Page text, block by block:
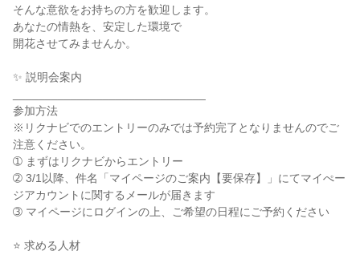
そんな意欲をお持ちの方を歓迎します。
あなたの情熱を、安定した環境で
開花させてみませんか。
✨ 説明会案内
参加方法
※リクナビでのエントリーのみでは予約完了となりませんのでご
注意ください。
➀ まずはリクナビからエントリー
➁ 3/1以降、件名「マイページのご案内【要保存】」にてマイぺー
ジアカウントに関するメールが届きます
➂ マイページにログインの上、ご希望の日程にご予約ください
⭐ 求める人材